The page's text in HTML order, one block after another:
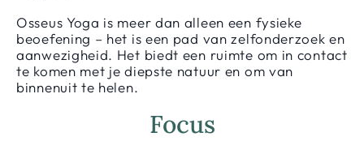
Osseus Yoga is meer dan alleen een fysieke
beoefening – het is een pad van zelfonderzoek en
aanwezigheid. Het biedt een ruimte om in contact
te komen met je diepste natuur en om van
binnenuit te helen.
Focus